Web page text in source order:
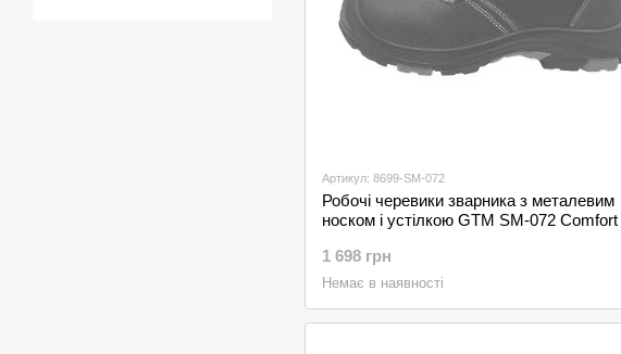
Артикул: 8699-SM-072
Робочі черевики зварника з металевим
носком і устілкою GTM SM-072 Comfort
1 698 грн
Немає в наявності